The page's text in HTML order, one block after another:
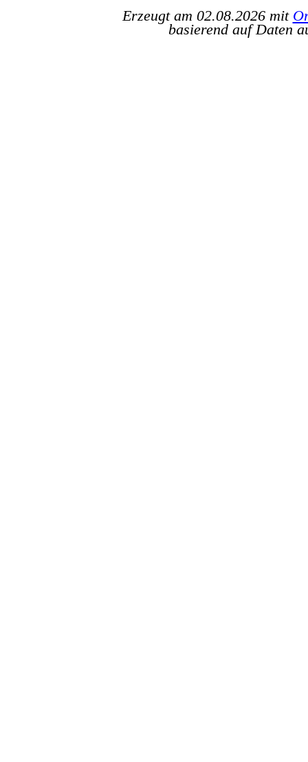
Erzeugt am 02.08.2026 mit
basierend auf Daten